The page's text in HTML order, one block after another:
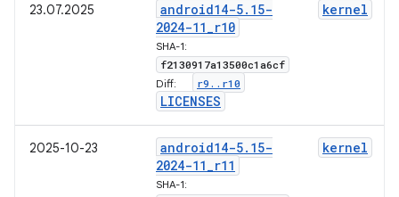
23.07.2025 android14-5. 15-
2024-11_r10
SHA-1:
f2130917a13500c1a6cf
Diff: r9 . . r10
LICENSES
kernel
2025-10-23 android14-5. 15-
2024-11_r11
SHA-1:
kernel